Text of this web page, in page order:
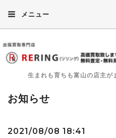
メニュー
生まれも育ちも富山の店主が
お知らせ
2021/08/08 18:41